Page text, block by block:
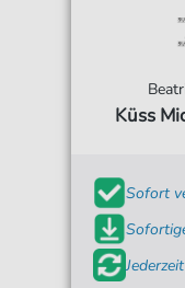
Küss
Sofort